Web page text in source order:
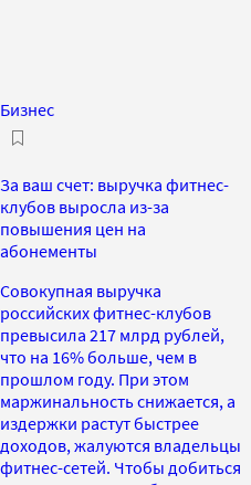
Бизнес
За ваш счет: выручка фитнес-
клубов выросла из-за
повышения цен на
абонементы
Совокупная выручка
российских фитнес-клубов
превысила 217 млрд рублей,
что на 16% больше, чем в
прошлом году. При этом
маржинальность снижается, а
издержки растут быстрее
доходов, жалуются владельцы
фитнес-сетей. Чтобы добиться